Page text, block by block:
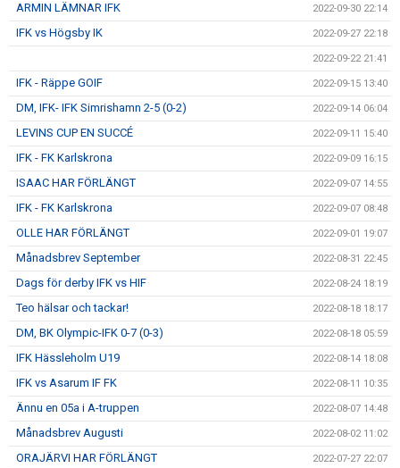
ARMIN LÄMNAR IFK 2022-09-30 22:14
IFK vs Högsby IK 2022-09-27 22:18
2022-09-22 21:41
IFK - Räppe GOIF 2022-09-15 13:40
DM, IFK- IFK Simrishamn 2-5 (0-2) 2022-09-14 06:04
LEVINS CUP EN SUCCÉ 2022-09-11 15:40
IFK - FK Karlskrona 2022-09-09 16:15
ISAAC HAR FÖRLÄNGT 2022-09-07 14:55
IFK - FK Karlskrona 2022-09-07 08:48
OLLE HAR FÖRLÄNGT 2022-09-01 19:07
Månadsbrev September 2022-08-31 22:45
Dags för derby IFK vs HIF 2022-08-24 18:19
Teo hälsar och tackar! 2022-08-18 18:17
DM, BK Olympic-IFK 0-7 (0-3) 2022-08-18 05:59
IFK Hässleholm U19 2022-08-14 18:08
IFK vs Asarum IF FK 2022-08-11 10:35
Ännu en 05a i A-truppen 2022-08-07 14:48
Månadsbrev Augusti 2022-08-02 11:02
ORAJÄRVI HAR FÖRLÄNGT 2022-07-27 22:07